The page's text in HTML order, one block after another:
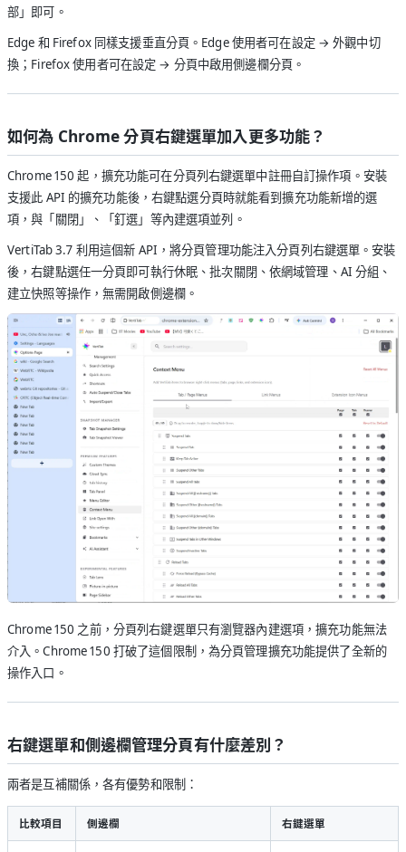
部」即可。
Edge 和 Firefox 同樣支援垂直分頁。Edge 使用者可在設定 → 外觀中切
換；Firefox 使用者可在設定 → 分頁中啟用側邊欄分頁。
如何為 Chrome 分頁右鍵選單加入更多功能？
Chrome 150 起，擴充功能可在分頁列右鍵選單中註冊自訂操作項。安裝
支援此 API 的擴充功能後，右鍵點選分頁時就能看到擴充功能新增的選
項，與「關閉」、「釘選」等內建選項並列。
VertiTab 3.7 利用這個新 API，將分頁管理功能注入分頁列右鍵選單。安裝
後，右鍵點選任一分頁即可執行休眠、批次關閉、依網域管理、AI 分組、
建立快照等操作，無需開啟側邊欄。
Chrome 150 之前，分頁列右鍵選單只有瀏覽器內建選項，擴充功能無法
介入。Chrome 150 打破了這個限制，為分頁管理擴充功能提供了全新的
操作入口。
右鍵選單和側邊欄管理分頁有什麼差別？
兩者是互補關係，各有優勢和限制：
比較項目 側邊欄 右鍵選單